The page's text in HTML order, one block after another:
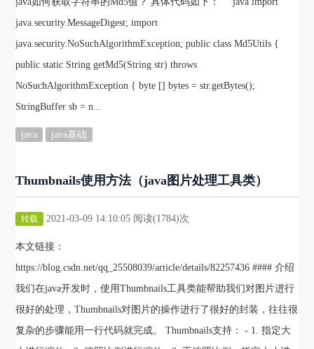
java.security.MessageDigest; import
java.security.NoSuchAlgorithmException; public class Md5Utils {
public static String getMd5(String str) throws
NoSuchAlgorithmException { byte [] bytes = str.getBytes();
StringBuffer sb = n...
java java基础
Thumbnails使用方法（java图片处理工具类）
转载 2021-03-09 14:10:05 阅读(1784)次
本文链接：
https://blog.csdn.net/qq_25508039/article/details/82257436 #### 介绍
我们在java开发时，使用Thumbnails工具类能帮助我们对图片进行
很好的处理，Thumbnails对图片的操作进行了很好的封装，往往很
复杂的步骤能用一行代码就完成。 Thumbnails支持： - 1. 指定大